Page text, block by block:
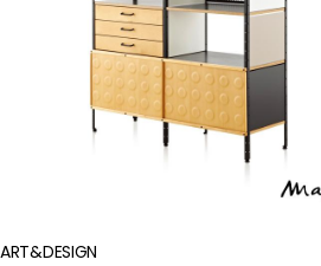
마법의
ART&DESIGN